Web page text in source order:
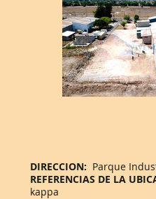
DIRECCION: Parque
REFERENCIAS DE LA
kappa